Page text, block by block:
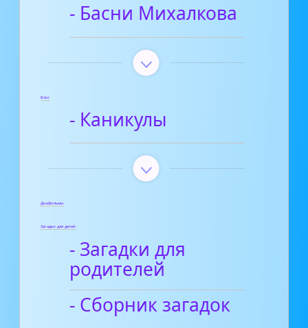
- Басни Михалкова
Блог
- Каникулы
Диафильмы
Загадки для детей
- Загадки для
родителей
- Сборник загадок